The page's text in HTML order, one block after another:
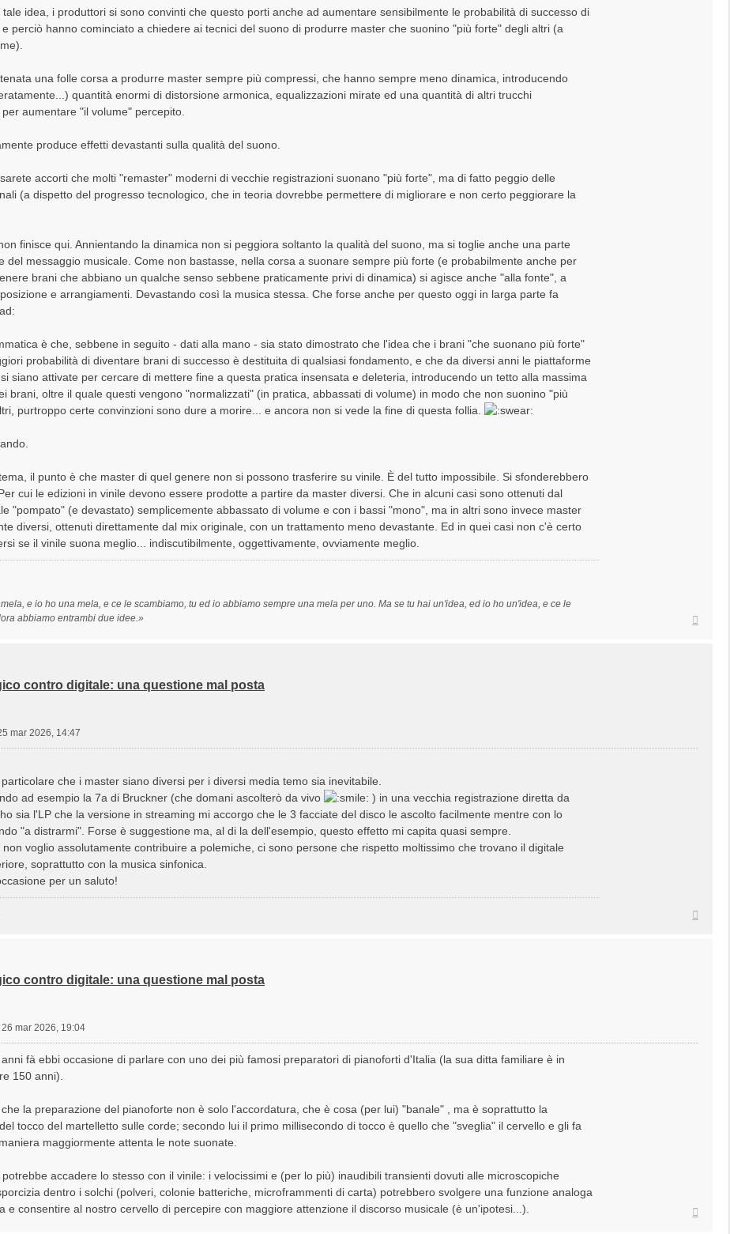
tale idea, i produttori si sono convinti che questo porti anche ad aumentare sensibilmente le probabilità di successo di
perciò hanno cominciato a chiedere ai tecnici del suono di produrre master che suonino "più forte" degli altri (a
una folle corsa a produrre master sempre più compressi, che hanno sempre meno dinamica, introducendo
quantità enormi di distorsione armonica, equalizzazioni mirate ed una quantità di altri trucchi
aumentare "il volume" percepito.
produce effetti devastanti sulla qualità del suono.
accorti che molti "remaster" moderni di vecchie registrazioni suonano "più forte", ma di fatto peggio delle
(a dispetto del progresso tecnologico, che in teoria dovrebbe permettere di migliorare e non certo peggiorare la
finisce qui. Annientando la dinamica non si peggiora soltanto la qualità del suono, ma si toglie anche una parte
del messaggio musicale. Come non bastasse, nella corsa a suonare sempre più forte (e probabilmente anche per
brani che abbiano un qualche senso sebbene praticamente privi di dinamica) si agisce anche "alla fonte", a
e arrangiamenti. Devastando così la musica stessa. Che forse anche per questo oggi in larga parte fa
è che, sebbene in seguito - dati alla mano - sia stato dimostrato che l'idea che i brani "che suonano più forte"
probabilità di diventare brani di successo è destituita di qualsiasi fondamento, e che da diversi anni le piattaforme
siano attivate per cercare di mettere fine a questa pratica insensata e deleteria, introducendo un tetto alla massima
brani, oltre il quale questi vengono "normalizzati" (in pratica, abbassati di volume) in modo che non suonino "più
purtroppo certe convinzioni sono dure a morire... e ancora non si vede la fine di questa follia.
il punto è che master di quel genere non si possono trasferire su vinile. È del tutto impossibile. Si sfonderebbero
cui le edizioni in vinile devono essere prodotte a partire da master diversi. Che in alcuni casi sono ottenuti dal
"pompato" (e devastato) semplicemente abbassato di volume e con i bassi "mono", ma in altri sono invece master
diversi, ottenuti direttamente dal mix originale, con un trattamento meno devastante. Ed in quei casi non c'è certo
se il vinile suona meglio... indiscutibilmente, oggettivamente, ovviamente meglio.
e io ho una mela, e ce le scambiamo, tu ed io abbiamo sempre una mela per uno. Ma se tu hai un'idea, ed io ho un'idea, e ce le
abbiamo entrambi due idee.»
contro digitale: una questione mal posta
mar 2026, 14:47
che i master siano diversi per i diversi media temo sia inevitabile.
ad esempio la 7a di Bruckner (che domani ascolterò da vivo
) in una vecchia registrazione diretta da
sia l'LP che la versione in streaming mi accorgo che le 3 facciate del disco le ascolto facilmente mentre con lo
"a distrarmi". Forse è suggestione ma, al di la dell'esempio, questo effetto mi capita quasi sempre.
non voglio assolutamente contribuire a polemiche, ci sono persone che rispetto moltissimo che trovano il digitale
soprattutto con la musica sinfonica.
per un saluto!
contro digitale: una questione mal posta
26 mar 2026, 19:04
fà ebbi occasione di parlare con uno dei più famosi preparatori di pianoforti d'Italia (la sua ditta familiare è in
150 anni).
la preparazione del pianoforte non è solo l'accordatura, che è cosa (per lui) "banale" , ma è soprattutto la
tocco del martelletto sulle corde; secondo lui il primo millisecondo di tocco è quello che "sveglia" il cervello e gli fa
maggiormente attenta le note suonate.
accadere lo stesso con il vinile: i velocissimi e (per lo più) inaudibili transienti dovuti alle microscopiche
dentro i solchi (polveri, colonie batteriche, microframmenti di carta) potrebbero svolgere una funzione analoga
e consentire al nostro cervello di percepire con maggiore attenzione il discorso musicale (è un'ipotesi...).